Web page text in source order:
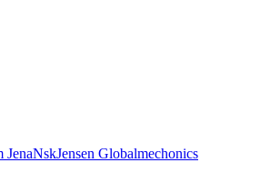
JenaNskJensen Globalmechonics